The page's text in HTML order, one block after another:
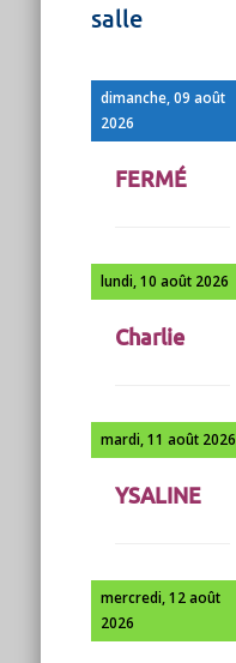
salle
dimanche, 09 août
2026
FERMÉ
lundi, 10 août 2026
Charlie
mardi, 11 août 2026
YSALINE
mercredi, 12 août
2026